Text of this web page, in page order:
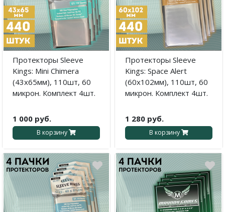
Протекторы Sleeve
Kings: Mini Chimera
(43x65мм), 110шт, 60
микрон. Комплект 4шт.
1 000 руб.
В корзину
Протекторы Sleeve
Kings: Space Alert
(60x102мм), 110шт, 60
микрон. Комплект 4шт.
1 280 руб.
В корзину